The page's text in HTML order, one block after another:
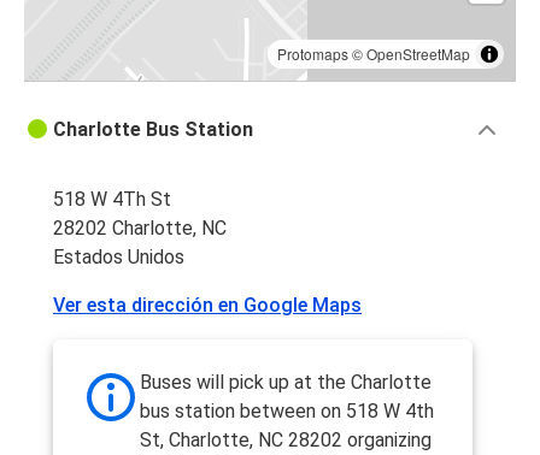
Protomaps©OpenStreetMap
Charlotte Bus Station
518 W 4Th St
28202 Charlotte, NC
Estados Unidos
Ver esta dirección en Google Maps
Buses will pick up at the Charlotte
bus station between on 518 W 4th
St, Charlotte, NC 28202 organizing